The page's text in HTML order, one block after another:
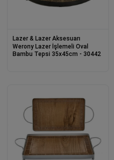
Lazer & Lazer Aksesuarı
Werony Lazer İşlemeli Oval
Bambu Tepsi 35x45cm - 30442